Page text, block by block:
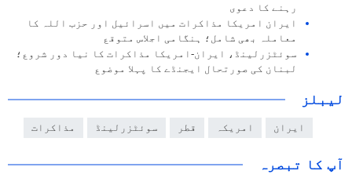
رہنے کا دعوی
ایران امریکا مذاکرات میں اسرائیل اور حزب اللہ کا
معاملہ بھی شامل؛ ہنگامی اجلاس متوقع
سوئٹزرلینڈ، ایران-امریکا مذاکرات کا نیا دور شروع؛
لبنان کی صورتحال ایجنڈے کا پہلا موضوع
لیبلز
ایران امریکہ قطر سوئٹزرلینڈ مذاکرات
آپ کا تبصرہ